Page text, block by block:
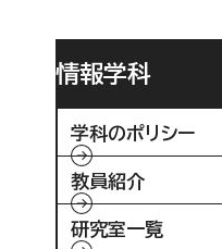
情報学科
学科のポリシー
教員紹介
研究室一覧